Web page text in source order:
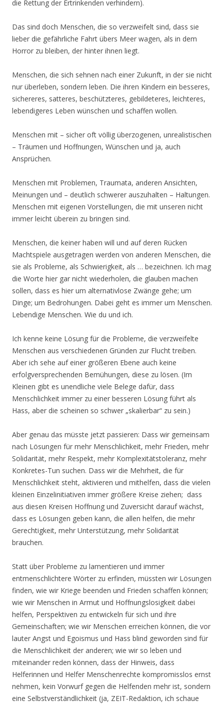
die Rettung der Ertrinkenden verhindern).
Das sind doch Menschen, die so verzweifelt sind, dass sie
lieber die gefährliche Fahrt übers Meer wagen, als in dem
Horror zu bleiben, der hinter ihnen liegt.
Menschen, die sich sehnen nach einer Zukunft, in der sie nicht
nur überleben, sondern leben. Die ihren Kindern ein besseres,
sichereres, satteres, beschützteres, gebildeteres, leichteres,
lebendigeres Leben wünschen und schaffen wollen.
Menschen mit – sicher oft völlig überzogenen, unrealistischen
– Träumen und Hoffnungen, Wünschen und ja, auch
Ansprüchen.
Menschen mit Problemen, Traumata, anderen Ansichten,
Meinungen und – deutlich schwerer auszuhalten – Haltungen.
Menschen mit eigenen Vorstellungen, die mit unseren nicht
immer leicht überein zu bringen sind.
Menschen, die keiner haben will und auf deren Rücken
Machtspiele ausgetragen werden von anderen Menschen, die
sie als Probleme, als Schwierigkeit, als … bezeichnen. Ich mag
die Worte hier gar nicht wiederholen, die glauben machen
sollen, dass es hier um alternativlose Zwänge gehe; um
Dinge; um Bedrohungen. Dabei geht es immer um Menschen.
Lebendige Menschen. Wie du und ich.
Ich kenne keine Lösung für die Probleme, die verzweifelte
Menschen aus verschiedenen Gründen zur Flucht treiben.
Aber ich sehe auf einer größeren Ebene auch keine
erfolgversprechenden Bemühungen, diese zu lösen. (Im
Kleinen gibt es unendliche viele Belege dafür, dass
Menschlichkeit immer zu einer besseren Lösung führt als
Hass, aber die scheinen so schwer „skalierbar“ zu sein.)
Aber genau das müsste jetzt passieren: Dass wir gemeinsam
nach Lösungen für mehr Menschlichkeit, mehr Frieden, mehr
Solidarität, mehr Respekt, mehr Komplexitätstoleranz, mehr
Konkretes-Tun suchen. Dass wir die Mehrheit, die für
Menschlichkeit steht, aktivieren und mithelfen, dass die vielen
kleinen Einzelinitiativen immer größere Kreise ziehen; dass
aus diesen Kreisen Hoffnung und Zuversicht darauf wächst,
dass es Lösungen geben kann, die allen helfen, die mehr
Gerechtigkeit, mehr Unterstützung, mehr Solidarität
brauchen.
Statt über Probleme zu lamentieren und immer
entmenschlichtere Wörter zu erfinden, müssten wir Lösungen
finden, wie wir Kriege beenden und Frieden schaffen können;
wie wir Menschen in Armut und Hoffnungslosigkeit dabei
helfen, Perspektiven zu entwickeln für sich und ihre
Gemeinschaften; wie wir Menschen erreichen können, die vor
lauter Angst und Egoismus und Hass blind geworden sind für
die Menschlichkeit der anderen; wie wir so leben und
miteinander reden können, dass der Hinweis, dass
Helferinnen und Helfer Menschenrechte kompromisslos ernst
nehmen, kein Vorwurf gegen die Helfenden mehr ist, sondern
eine Selbstverständlichkeit (ja, ZEIT-Redaktion, ich schaue